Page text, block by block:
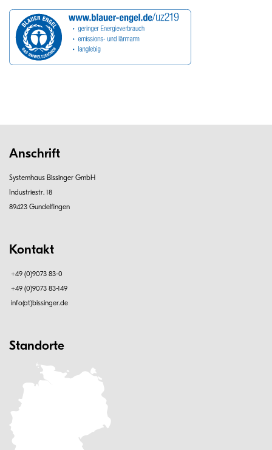
Anschrift
Systemhaus Bissinger GmbH
Industriestr. 18
89423 Gundelfingen
Kontakt
+49 (0)9073 83-0
+49 (0)9073 83-149
info(at)bissinger.de
Standorte